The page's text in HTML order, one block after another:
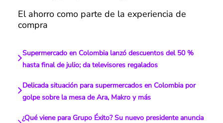
El ahorro como parte de la experiencia de
compra
Supermercado en Colombia lanzó descuentos del 50 %
hasta final de julio; da televisores regalados
Delicada situación para supermercados en Colombia por
golpe sobre la mesa de Ara, Makro y más
¿Qué viene para Grupo Éxito? Su nuevo presidente anuncia